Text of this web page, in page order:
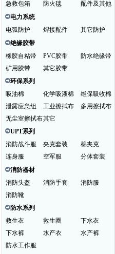
急救包箱 防火毯
配件及其他
电力系统
电弧防护
焊接配件
其它防护
绝缘胶带
橡胶自粘带
PVC胶带
防水绝缘带
矿用胶带
其它胶带
环保系列
吸油棉
化学吸液棉
维保吸收棉
泄露应急组
工业擦拭布
多用擦拭布
无尘室擦拭布其它
UPT系列
消防战斗服
夹克套装
棉夹克
连身服
空军服
分体套装
消防器材
消防头盔
消防手套
消防服
消防靴
防水系列
救生衣
救生圈
下水衣
下水裤
水产衣
水产裤
防水工作服